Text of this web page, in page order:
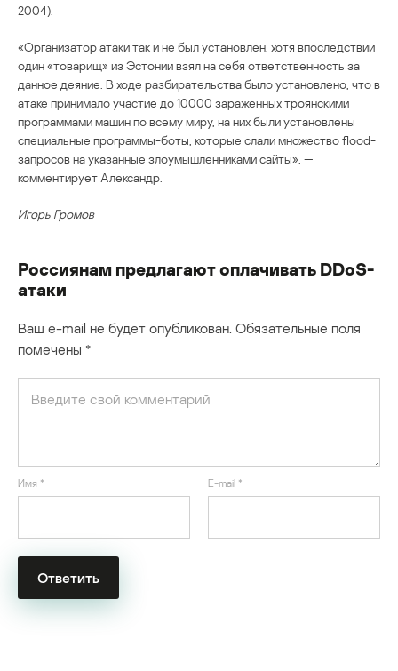
2004).
«Организатор атаки так и не был установлен, хотя впоследствии
один «товарищ» из Эстонии взял на себя ответственность за
данное деяние. В ходе разбирательства было установлено, что в
атаке принимало участие до 10000 зараженных троянскими
программами машин по всему миру, на них были установлены
специальные программы-боты, которые слали множество flood-
запросов на указанные злоумышленниками сайты», —
комментирует Александр.
Игорь Громов
Россиянам предлагают оплачивать DDoS-
атаки
Ваш e-mail не будет опубликован. Обязательные поля
помечены *
Имя * E-mail *